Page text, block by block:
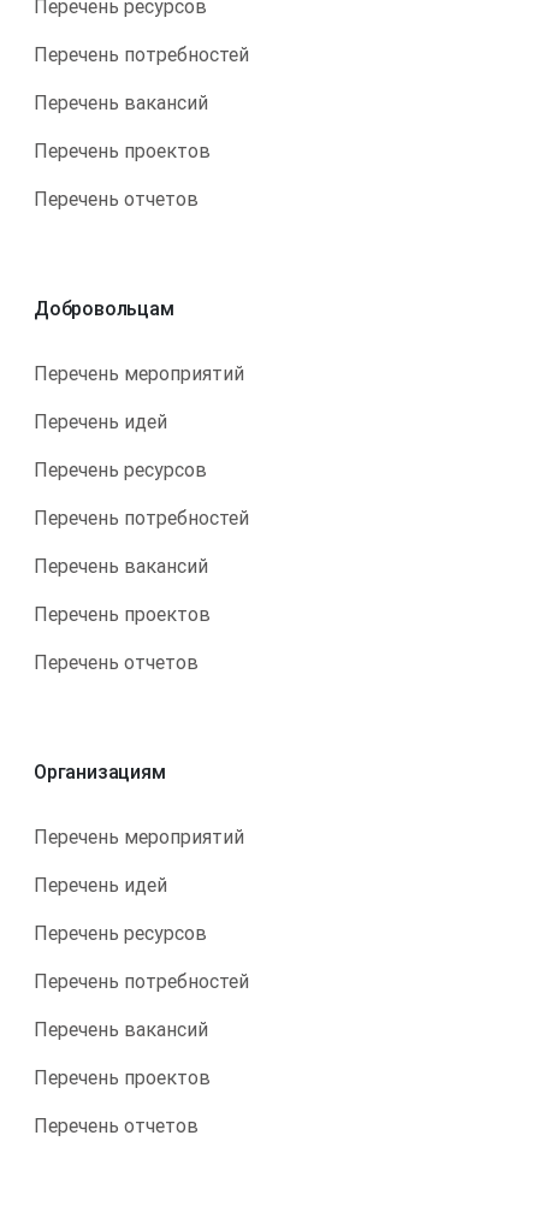
Перечень ресурсов
Перечень потребностей
Перечень вакансий
Перечень проектов
Перечень отчетов
Добровольцам
Перечень мероприятий
Перечень идей
Перечень ресурсов
Перечень потребностей
Перечень вакансий
Перечень проектов
Перечень отчетов
Организациям
Перечень мероприятий
Перечень идей
Перечень ресурсов
Перечень потребностей
Перечень вакансий
Перечень проектов
Перечень отчетов